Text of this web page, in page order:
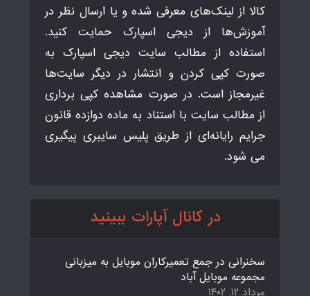
کالا از لینک‌های معرفی شده و یا ارسال نظر در
آموزش‌ها از دیجی اسپارک حمایت کنید.
استفاده از مطالب سایت دیجی اسپارک به
صورت کپی کردن و انتشار در دیگر سایت‌ها
غیرمجاز است. در صورت مشاهده کپی برداری
از مطالب سایت با استناد به ماده دوازده قانون
جرایم رایانه‌ای از طریق پلیس سایبری پیگیری
می شود.
در کانال آپارات ببینید
سخنرانی در جمع تعمیرکاران موبایل به میزبانی
مجموعه موبایل آباد
مرداد ۱۲, ۱۴۰۲